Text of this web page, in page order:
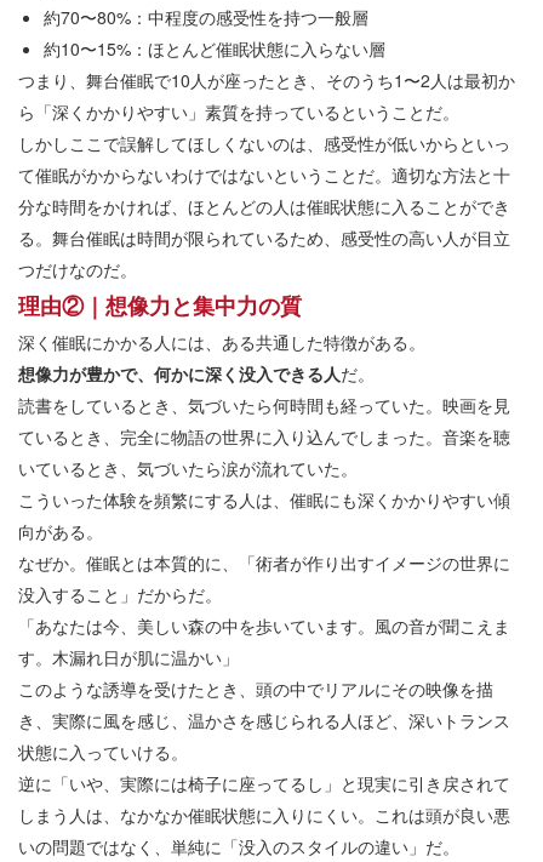
約70〜80%：中程度の感受性を持つ一般層
約10〜15%：ほとんど催眠状態に入らない層
つまり、舞台催眠で10人が座ったとき、そのうち1〜2人は最初か
ら「深くかかりやすい」素質を持っているということだ。
しかしここで誤解してほしくないのは、感受性が低いからといっ
て催眠がかからないわけではないということだ。適切な方法と十
分な時間をかければ、ほとんどの人は催眠状態に入ることができ
る。舞台催眠は時間が限られているため、感受性の高い人が目立
つだけなのだ。
理由②｜想像力と集中力の質
深く催眠にかかる人には、ある共通した特徴がある。
想像力が豊かで、何かに深く没入できる人だ。
読書をしているとき、気づいたら何時間も経っていた。映画を見
ているとき、完全に物語の世界に入り込んでしまった。音楽を聴
いているとき、気づいたら涙が流れていた。
こういった体験を頻繁にする人は、催眠にも深くかかりやすい傾
向がある。
なぜか。催眠とは本質的に、「術者が作り出すイメージの世界に
没入すること」だからだ。
「あなたは今、美しい森の中を歩いています。風の音が聞こえま
す。木漏れ日が肌に温かい」
このような誘導を受けたとき、頭の中でリアルにその映像を描
き、実際に風を感じ、温かさを感じられる人ほど、深いトランス
状態に入っていける。
逆に「いや、実際には椅子に座ってるし」と現実に引き戻されて
しまう人は、なかなか催眠状態に入りにくい。これは頭が良い悪
いの問題ではなく、単純に「没入のスタイルの違い」だ。